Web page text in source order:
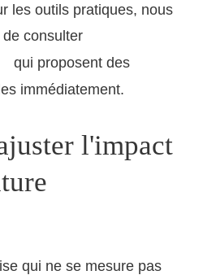
les outils pratiques, nous
consulter
qui proposent des
immédiatement.
l'impact
qui ne se mesure pas